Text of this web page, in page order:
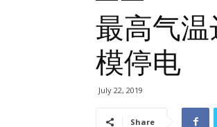
最高气
模停电
July 22, 2019
Share